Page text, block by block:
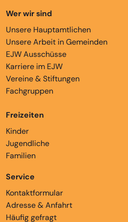
Wer wir sind
Unsere Hauptamtlichen
Unsere Arbeit in Gemeinden
EJW Ausschüsse
Karriere im EJW
Vereine & Stiftungen
Fachgruppen
Freizeiten
Kinder
Jugendliche
Familien
Service
Kontaktformular
Adresse & Anfahrt
Häufig gefragt